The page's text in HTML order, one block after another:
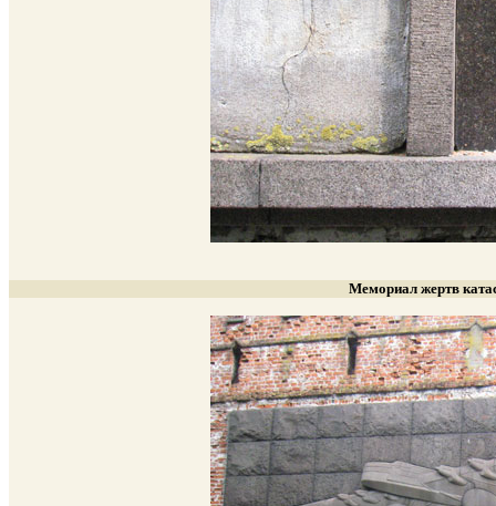
Мемориал жертв